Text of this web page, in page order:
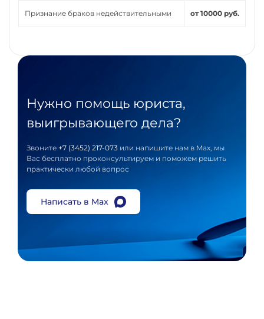
Признание браков недействительными от 10000 руб.
Нужно помощь юриста,
выигрывающего дела?
Звоните +7 (3452) 217-073 или напишите нам в Max, мы
Вас бесплатно проконсультируем и поможем решить
практически любой вопрос
Написать в Max